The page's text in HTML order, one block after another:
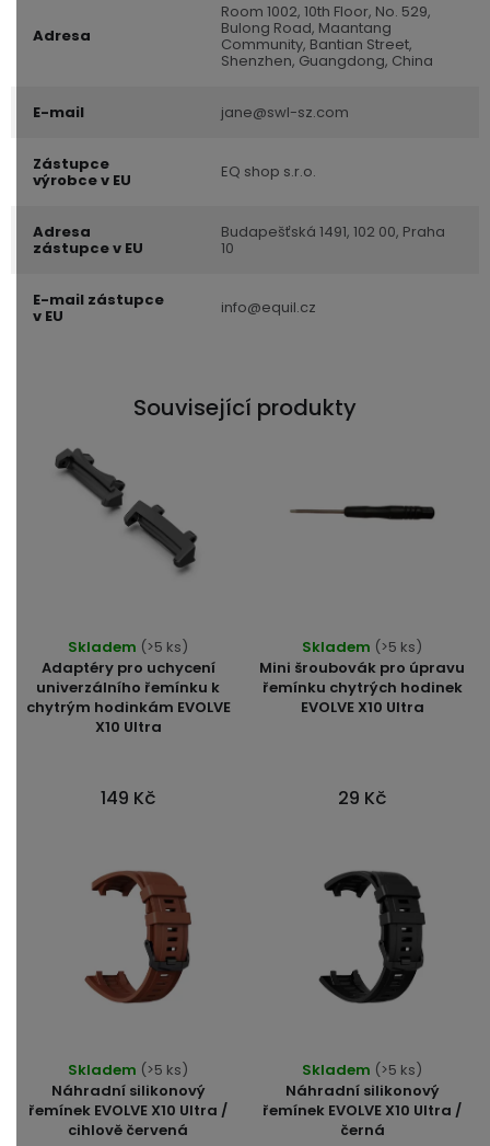
Adresa
Room 1002, 10th Floor, No. 529,
Bulong Road, Maantang
Community, Bantian Street,
Shenzhen, Guangdong, China
E-mail jane@swl-sz.com
Zástupce
výrobce v EU EQ shop s.r.o.
Adresa
zástupce v EU
Budapešťská 1491, 102 00, Praha
10
E-mail zástupce
v EU info@equil.cz
Související produkty
Adaptéry pro uchycení
univerzálního řemínku k
chytrým hodinkám EVOLVE
X10 Ultra
hodnocení
produktu
je
5,0
5
Skladem (>5 ks)
149 Kč
Mini šroubovák pro úpravu
řemínku chytrých hodinek
EVOLVE X10 Ultra
Skladem (>5 ks)
29 Kč
Náhradní silikonový
řemínek EVOLVE X10 Ultra /
cihlově červená
hodnocení
produktu
je
Skladem (>5 ks)
Náhradní silikonový
řemínek EVOLVE X10 Ultra /
černá
hodnocení
produktu
je
Skladem (>5 ks)